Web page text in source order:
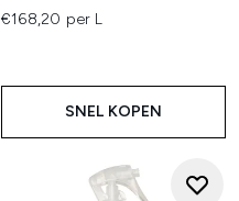
€168,20 per L
SNEL KOPEN